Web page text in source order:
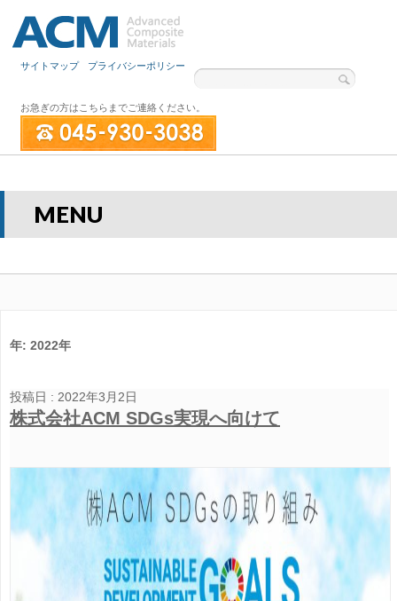
サイトマップ プライバシーポリシー
お急ぎの方はこちらまでご連絡ください。
MENU
年: 2022年
投稿日 : 2022年3月2日
株式会社ACM SDGs実現へ向けて